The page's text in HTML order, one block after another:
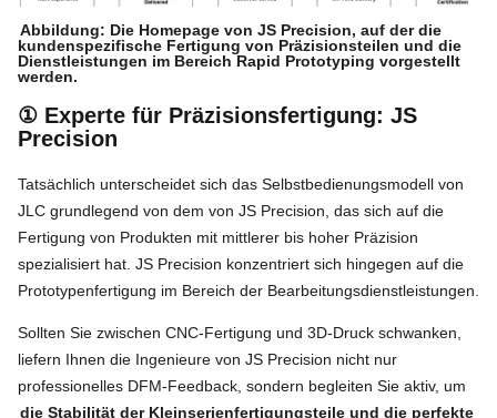
Abbildung: Die Homepage von JS Precision, auf der die
kundenspezifische Fertigung von Präzisionsteilen und die
Dienstleistungen im Bereich Rapid Prototyping vorgestellt
werden.
① Experte für Präzisionsfertigung: JS
Precision
Tatsächlich unterscheidet sich das Selbstbedienungsmodell von
JLC grundlegend von dem von JS Precision, das sich auf die
Fertigung von Produkten mit mittlerer bis hoher Präzision
spezialisiert hat. JS Precision konzentriert sich hingegen auf die
Prototypenfertigung im Bereich der Bearbeitungsdienstleistungen.
Sollten Sie zwischen CNC-Fertigung und 3D-Druck schwanken,
liefern Ihnen die Ingenieure von JS Precision nicht nur
professionelles DFM-Feedback, sondern begleiten Sie aktiv, um
die Stabilität der Kleinserienfertigungsteile und die perfekte